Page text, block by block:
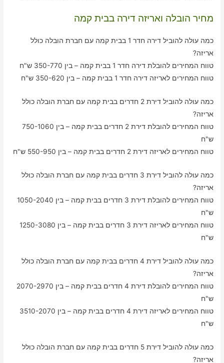
מחיר הובלה ואריזה דירה בבית קמה
כמה עולה להוביל דירה חדר 1 בבית קמה עם חברת הובלה כולל
אריזה?
טווח המחירים להובלת דירה חדר 1 בבית קמה – בין 350-770 ש"ח
טווח המחירים לאריזה דירה חדר 1 בבית קמה – בין 350-620 ש"ח
כמה עולה להוביל דירת 2 חדרים בבית קמה עם חברת הובלה כולל
אריזה?
טווח המחירים להובלת דירת 2 חדרים בבית קמה – בין 750-1060
ש"ח
טווח המחירים לאריזה דירת 2 חדרים בבית קמה – בין 550-950 ש"ח
כמה עולה להוביל דירת 3 חדרים בבית קמה עם חברת הובלה כולל
אריזה?
טווח המחירים להובלת דירת 3 חדרים בבית קמה – בין 1050-2040
ש"ח
טווח המחירים לאריזה דירת 3 חדרים בבית קמה – בין 1250-3080
ש"ח
כמה עולה להוביל דירת 4 חדרים בבית קמה עם חברת הובלה כולל
אריזה?
טווח המחירים להובלת דירת 4 חדרים בבית קמה – בין 2070-2970
ש"ח
טווח המחירים לאריזה דירת 4 חדרים בבית קמה – בין 3510-2070
ש"ח
כמה עולה להוביל דירת 5 חדרים בבית קמה עם חברת הובלה כולל
אריזה?